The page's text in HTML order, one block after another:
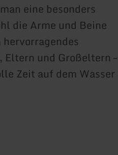
eine besonders
die Arme und Beine
Eltern und Großeltern –
Zeit auf dem Wasser